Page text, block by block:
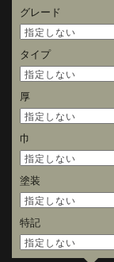
グレード
タイプ
厚
巾
塗装
特記